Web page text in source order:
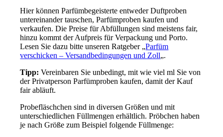
Hier können Parfümbegeisterte entweder Duftproben
untereinander tauschen, Parfümproben kaufen und
verkaufen. Die Preise für Abfüllungen sind meistens fair,
hinzu kommt der Aufpreis für Verpackung und Porto.
Lesen Sie dazu bitte unseren Ratgeber „Parfüm
verschicken – Versandbedingungen und Zoll„.
Tipp: Vereinbaren Sie unbedingt, mit wie viel ml Sie von
der Privatperson Parfümproben kaufen, damit der Kauf
fair abläuft.
Probefläschchen sind in diversen Größen und mit
unterschiedlichen Füllmengen erhältlich. Pröbchen haben
je nach Größe zum Beispiel folgende Füllmenge: